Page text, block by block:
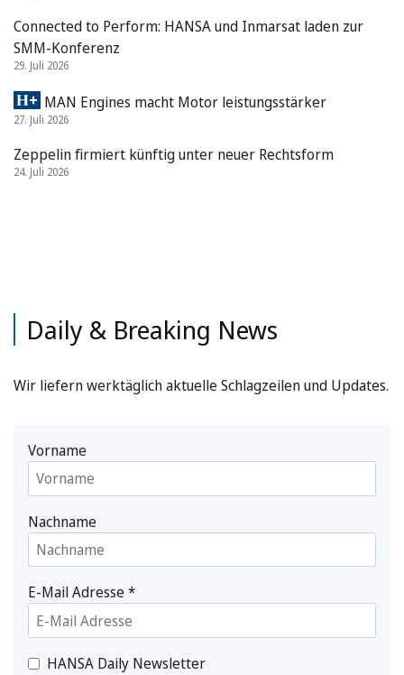
Connected to Perform: HANSA und Inmarsat laden zur
SMM-Konferenz
29. Juli 2026
MAN Engines macht Motor leistungsstärker
27. Juli 2026
Zeppelin firmiert künftig unter neuer Rechtsform
24. Juli 2026
Daily & Breaking News
Wir liefern werktäglich aktuelle Schlagzeilen und Updates.
Vorname
Nachname
E-Mail Adresse*
HANSA Daily Newsletter